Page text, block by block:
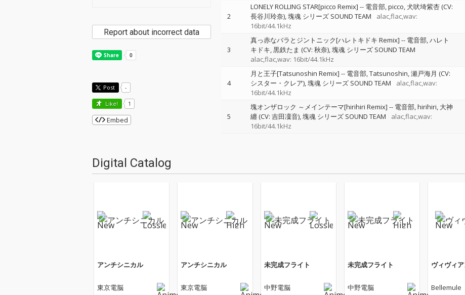
2
LONELY ROLLING STAR[picco Remix] -- 電音部 picco 犬吠埼紫杏 (CV:
長谷川玲奈) 塊魂 シリーズ SOUND TEAM
alac,flac,wav:
16bit/44.1kHz
3
真っ赤なバラとジントニック[ハレトキドキ Remix] -- 電音部 ハレト
キドキ 黒鉄たま (CV: 秋奈) 塊魂 シリーズ SOUND TEAM
alac,flac,wav: 16bit/44.1kHz
4
月と王子[Tatsunoshin Remix] -- 電音部 Tatsunoshin 瀬戸海月 (CV:
シスター・クレア) 塊魂 シリーズ SOUND TEAM
alac,flac,wav:
16bit/44.1kHz
5
塊オンザロック ～メインテーマ[hirihiri Remix] -- 電音部 hirihiri 大神
纏 (CV: 吉田凜音) 塊魂 シリーズ SOUND TEAM
alac,flac,wav:
16bit/44.1kHz
Report about incorrect data
Post -
Like! 1
Embed
Digital Catalog
アンチシニカル
東京電脳
アンチシニカル
東京電脳
未完成フライト
中野電脳
未完成フライト
中野電脳
ヴィヴィ
Bellemule